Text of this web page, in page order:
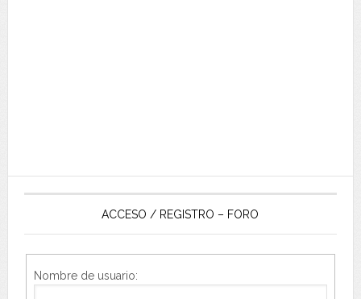
ACCESO / REGISTRO – FORO
Nombre de usuario: